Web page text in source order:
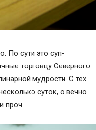
По сути это суп-
торговцу Северного
мудрости. С тех
суток, о вечно
проч.